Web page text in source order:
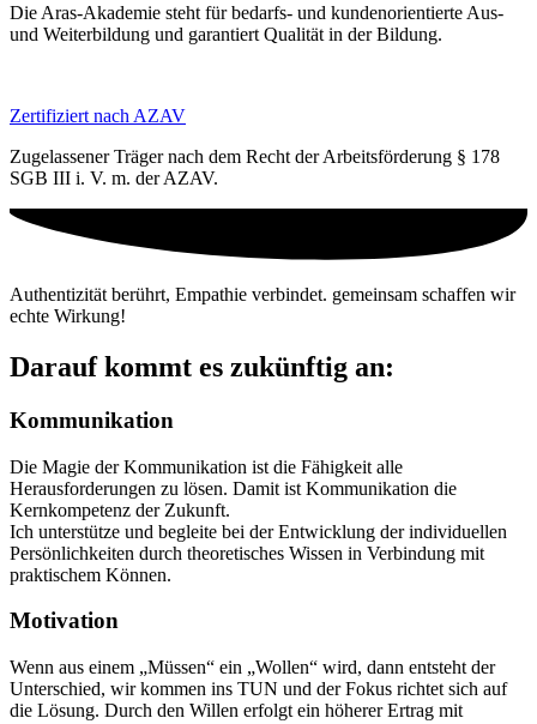
Die Aras-Akademie steht für bedarfs- und kundenorientierte Aus-
und Weiterbildung und garantiert Qualität in der Bildung.
Zertifiziert nach AZAV
Zugelassener Träger nach dem Recht der Arbeitsförderung § 178
SGB III i. V. m. der AZAV.
Authentizität berührt, Empathie verbindet. gemeinsam schaffen wir
echte Wirkung!
Darauf kommt es zukünftig an:
Kommunikation
Die Magie der Kommunikation ist die Fähigkeit alle
Herausforderungen zu lösen. Damit ist Kommunikation die
Kernkompetenz der Zukunft.
Ich unterstütze und begleite bei der Entwicklung der individuellen
Persönlichkeiten durch theoretisches Wissen in Verbindung mit
praktischem Können.
Motivation
Wenn aus einem „Müssen“ ein „Wollen“ wird, dann entsteht der
Unterschied, wir kommen ins TUN und der Fokus richtet sich auf
die Lösung. Durch den Willen erfolgt ein höherer Ertrag mit